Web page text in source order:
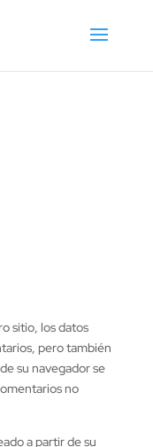
sitio, los datos
pero también
su navegador se
no
a partir de su